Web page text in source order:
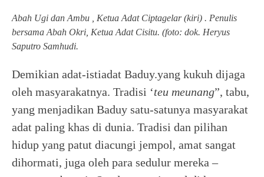
Abah Ugi dan Ambu , Ketua Adat Ciptagelar (kiri) . Penulis
bersama Abah Okri, Ketua Adat Cisitu. (foto: dok. Heryus
Saputro Samhudi.
Demikian adat-istiadat Baduy.yang kukuh dijaga
oleh masyarakatnya. Tradisi ‘teu meunang”, tabu,
yang menjadikan Baduy satu-satunya masyarakat
adat paling khas di dunia. Tradisi dan pilihan
hidup yang patut diacungi jempol, amat sangat
dihormati, juga oleh para sedulur mereka –